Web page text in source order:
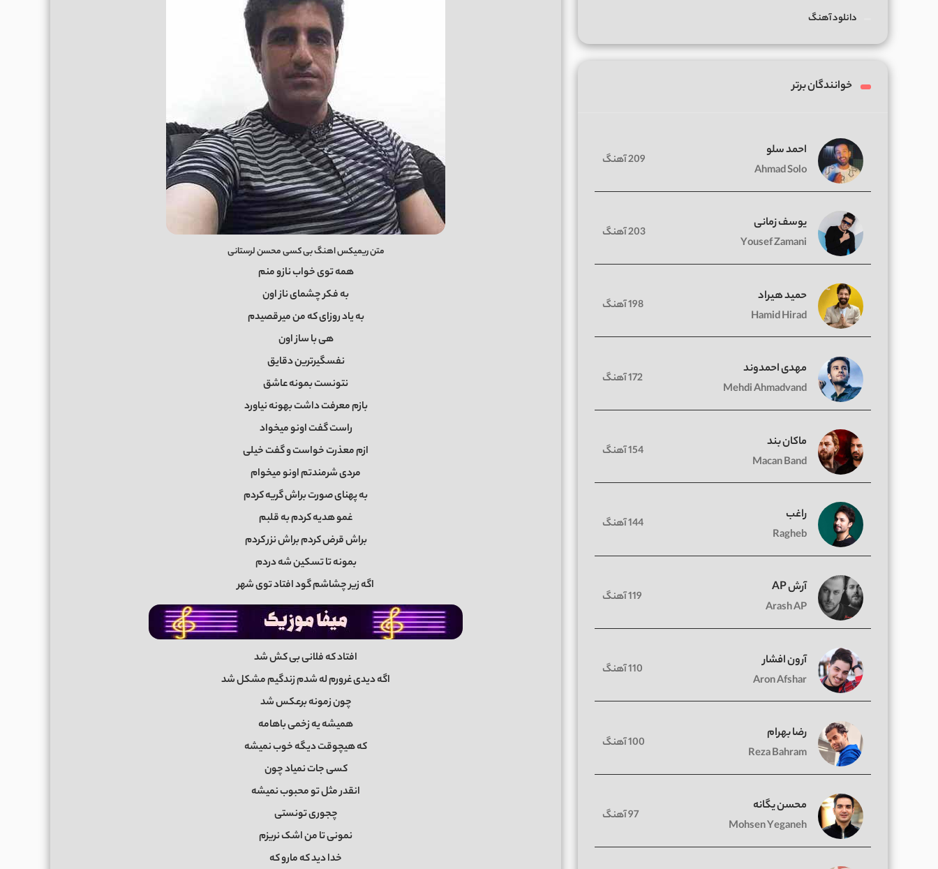
متن ریمیکس اهنگ بی کسی محسن لرستانی
همه توی خواب نازو منم
به فکر چشمای ناز اون
به یاد روزای که من میرقصیدم
هی با ساز اون
نفسگیرترین دقایق
نتونست بمونه عاشق
بازم معرفت داشت بهونه نیاورد
راست گفت اونو میخواد
ازم معذرت خواست و گفت خیلی
مردی شرمندتم اونو میخوام
به پهنای صورت براش گریه کردم
غمو هدیه کردم به قلبم
براش قرض کردم براش نزر کردم
بمونه تا تسکین شه دردم
اگه زیر چشاشم گود افتاد توی شهر
افتاد که فلانی بی کش شد
اگه دیدی غرورم له شدم زندگیم مشکل شد
چون زمونه برعکس شد
همیشه یه زخمی باهامه
که هیچوقت دیگه خوب نمیشه
کسی جات نمیاد چون
انقدر مثل تو محبوب نمیشه
چجوری تونستی
نمونی تا من اشک نریزم
خدا دید که مارو که
دانلود آهنگ
خوانندگان برتر
احمد سلو
Ahmad Solo
209 آهنگ
یوسف زمانی
Yousef Zamani
203 آهنگ
حمید هیراد
Hamid Hirad
198 آهنگ
مهدی احمدوند
Mehdi Ahmadvand
172 آهنگ
ماکان بند
Macan Band
154 آهنگ
راغب
Ragheb
144 آهنگ
آرش AP
Arash AP
119 آهنگ
آرون افشار
Aron Afshar
110 آهنگ
رضا بهرام
Reza Bahram
100 آهنگ
محسن یگانه
Mohsen Yeganeh
97 آهنگ